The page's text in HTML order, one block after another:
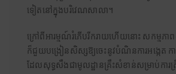
ទៀតនៅក្នុងបរិវេណសាលា។
ក្រៅពីអារម្មណ៍រំភើបរីករាយហើយនោះ សកម្មភាព
ក៏ជួយបង្រៀនសិស្សឱ្យចេះនូវបំណិនការអង្កេត កា
ដែលសុទ្ធសឹងជាមូលដ្ឋានគ្រឹះសំខាន់សម្រាប់ការត្រិ